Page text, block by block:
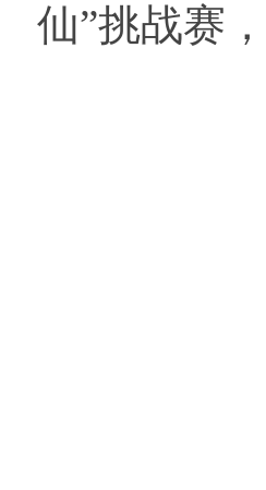
仙”挑战赛